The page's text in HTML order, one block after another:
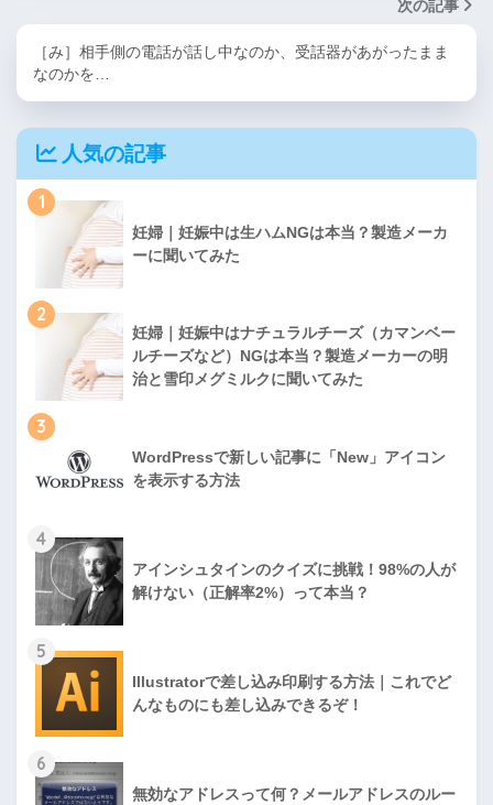
次の記事
［み］相手側の電話が話し中なのか、受話器があがったまま
なのかを…
人気の記事
1
妊婦｜妊娠中は生ハムNGは本当？製造メーカ
ーに聞いてみた
2
妊婦｜妊娠中はナチュラルチーズ（カマンベー
ルチーズなど）NGは本当？製造メーカーの明
治と雪印メグミルクに聞いてみた
3
WordPressで新しい記事に「New」アイコン
を表示する方法
4
アインシュタインのクイズに挑戦！98%の人が
解けない（正解率2%）って本当？
5
Illustratorで差し込み印刷する方法｜これでど
んなものにも差し込みできるぞ！
6
無効なアドレスって何？メールアドレスのルー